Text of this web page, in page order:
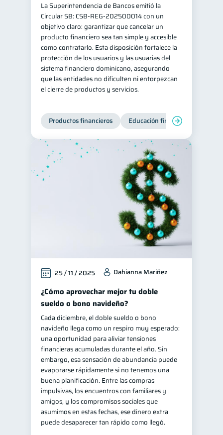
La Superintendencia de Bancos emitió la
Circular SB: CSB‑REG‑202500014 con un
objetivo claro: garantizar que cancelar un
producto financiero sea tan simple y accesible
como contratarlo. Esta disposición fortalece la
protección de los usuarios y las usuarias del
sistema financiero dominicano, asegurando
que las entidades no dificulten ni entorpezcan
el cierre de productos y servicios.
Productos financieros Educación financiera
25 / 11 / 2025 Dahianna Mariñez
¿Cómo aprovechar mejor tu doble
sueldo o bono navideño?
Cada diciembre, el doble sueldo o bono
navideño llega como un respiro muy esperado:
una oportunidad para aliviar tensiones
financieras acumuladas durante el año. Sin
embargo, esa sensación de abundancia puede
evaporarse rápidamente si no tenemos una
buena planificación. Entre las compras
impulsivas, los encuentros con familiares y
amigos, y los compromisos sociales que
asumimos en estas fechas, ese dinero extra
puede desaparecer tan rápido como llegó.